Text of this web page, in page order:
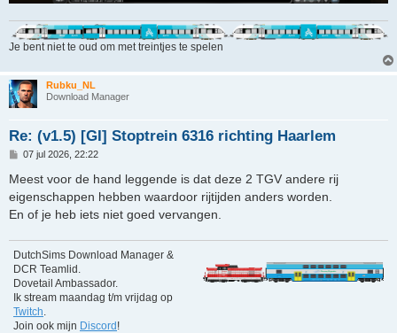
Je bent niet te oud om met treintjes te spelen
Rubku_NL
Download Manager
Re: (v1.5) [GI] Stoptrein 6316 richting Haarlem
B
r
c
h
t
07 jul 2026, 22:22
Meest voor de hand leggende is dat deze 2 TGV andere rij
eigenschappen hebben waardoor rijtijden anders worden.
En of je heb iets niet goed vervangen.
DutchSims Download Manager &
DCR Teamlid.
Dovetail Ambassador.
Ik stream maandag t/m vrijdag op
Twitch
Join ook mijn Discord!